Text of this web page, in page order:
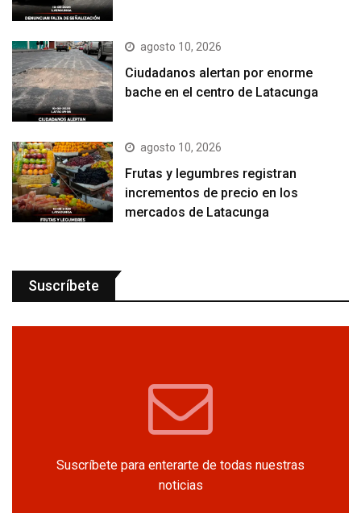
agosto 10, 2026
Ciudadanos alertan por enorme
bache en el centro de Latacunga
agosto 10, 2026
Frutas y legumbres registran
incrementos de precio en los
mercados de Latacunga
Suscríbete
Suscríbete para enterarte de todas nuestras
noticias